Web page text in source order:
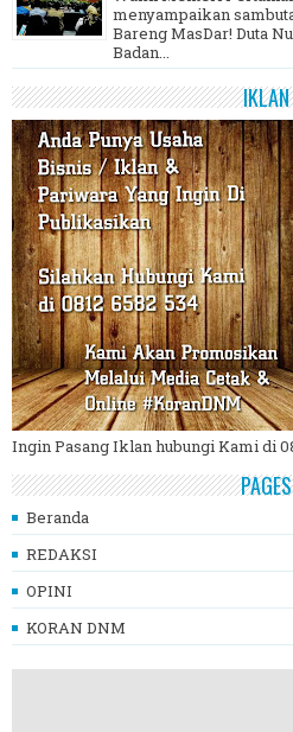
menyampaikan
Bareng MasDar! Duta
Badan...
IKLAN
Ingin Pasang Iklan hubungi Kami di
PAGES
Beranda
REDAKSI
OPINI
KORAN DNM